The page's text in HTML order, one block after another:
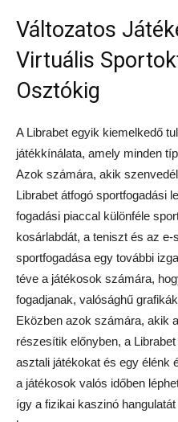
Változatos
Virtuális
Osztókig
A Librabet egyik kiemelkedő
játékkínálata, amely minden
Azok számára, akik
Librabet átfogó sportfogadási
fogadási piaccal különféle
kosárlabdát, a teniszt és az
sportfogadása egy további
téve a játékosok számára,
fogadjanak, valósághű
Eközben azok számára, akik
részesítik előnyben, a
asztali játékokat és egy élénk
a játékosok valós időben
így a fizikai kaszinó